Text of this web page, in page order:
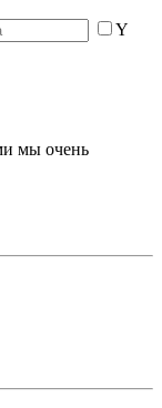
Y
мы очень